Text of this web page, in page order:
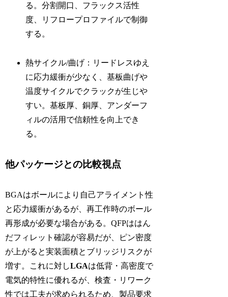
る。分割開口、フラックス活性
度、リフロープロファイルで制御
する。
熱サイクル/曲げ：リードレスゆえ
に応力緩衝が少なく、基板曲げや
温度サイクルでクラックが生じや
すい。基板厚、銅厚、アンダーフ
ィルの活用で信頼性を向上でき
る。
他パッケージとの比較視点
BGAはボールにより自己アライメント性
と応力緩衝があるが、再工作時のボール
再形成が必要な場合がある。QFPははん
だフィレット確認が容易だが、ピン密度
が上がると実装面積とブリッジリスクが
増す。これに対しLGAは低背・高密度で
電気的特性に優れるが、検査・リワーク
性では工夫が求められるため、製品要求